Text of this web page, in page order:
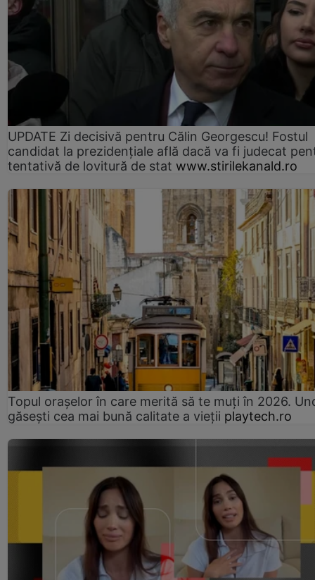
UPDATE Zi decisivă pentru Călin Georgescu! Fostul
candidat la prezidențiale află dacă va fi judecat
tentativă de lovitură de stat www.stirilekanald.ro
Topul orașelor în care merită să te muți în 2026.
găsești cea mai bună calitate a vieții playtech.ro